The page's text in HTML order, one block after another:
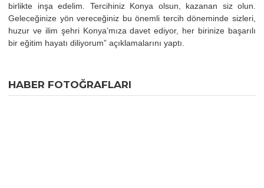
birlikte inşa edelim. Tercihiniz Konya olsun, kazanan siz olun.
Geleceğinize yön vereceğiniz bu önemli tercih döneminde sizleri,
huzur ve ilim şehri Konya’mıza davet ediyor, her birinize başarılı
bir eğitim hayatı diliyorum” açıklamalarını yaptı.
HABER FOTOĞRAFLARI